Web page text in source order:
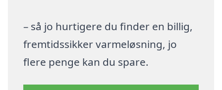
– så jo hurtigere du finder en billig,
fremtidssikker varmeløsning, jo
flere penge kan du spare.